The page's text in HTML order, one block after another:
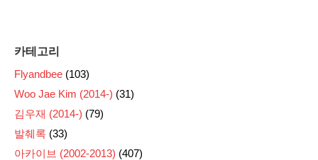
카테고리
Flyandbee (103)
Woo Jae Kim (2014-) (31)
김우재 (2014-) (79)
발췌록 (33)
아카이브 (2002-2013) (407)